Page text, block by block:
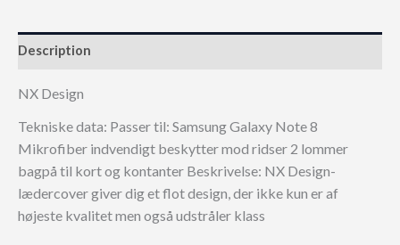
Description
NX Design
Tekniske data: Passer til: Samsung Galaxy Note 8
Mikrofiber indvendigt beskytter mod ridser 2 lommer
bagpå til kort og kontanter Beskrivelse: NX Design-
lædercover giver dig et flot design, der ikke kun er af
højeste kvalitet men også udstråler klass